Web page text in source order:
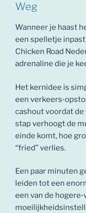
Weg
Wanneer je haast
een spelletje
Chicken Road
adrenaline die je
Het kernidee is
een
cashout voordat
stap verhoogt de
einde komt, hoe
“fried” verlies.
Een paar minuten
leiden tot een
een van de